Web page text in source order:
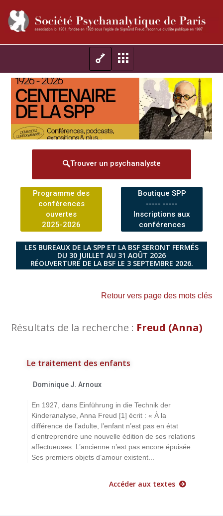
Trouver un psychanalyste
Programme des
conférences
ouvertes
2025-2026
Boutique SPP
----- -----
Inscriptions aux
conférences
LES BUREAUX DE LA SPP ET LA BSF SERONT FERMÉS
DU 30 JUILLET AU 31 AOÛT 2026
RÉOUVERTURE DE LA BSF LE 3 SEPTEMBRE 2026.
Retour vers page des mots clés
Résultats de la recherche : Freud (Anna)
Le traitement des enfants
Dominique J. Arnoux
En 1927, dans Einführung in die Technik der
Kinderanalyse, Anna Freud [1] écrit : « À la
différence de l’adulte, l’enfant n’est pas en état
d’entreprendre une nouvelle édition de ses relations
affectueuses. L’ancienne n’est pas encore épuisée.
Ses premiers objets d’amour existent...
Accéder aux textes